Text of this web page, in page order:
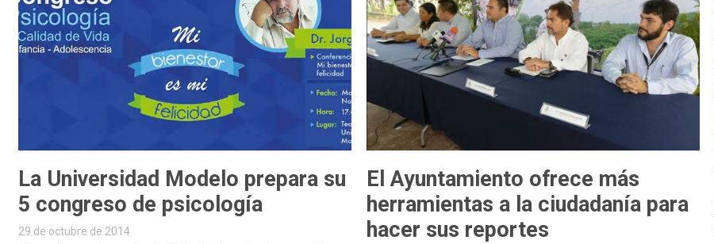
La Universidad Modelo prepara su
5 congreso de psicología
29 de octubre de 2014
El Ayuntamiento ofrece más
herramientas a la ciudadanía para
hacer sus reportes